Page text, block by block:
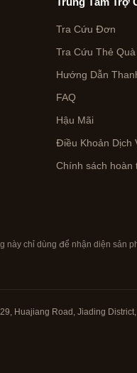
Tra Cứu Đơn
Tra Cứu Thẻ
Hướng Dẫn
FAQ
Hậu Mãi
Điều Khoản Dịch
Chính sách hoàn
này chỉ dùng để nhận diện sản
Huajiang Road, Jiading